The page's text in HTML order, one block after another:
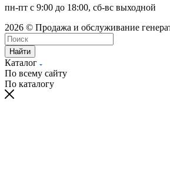
пн-пт с 9:00 до 18:00, сб-вс выходной
2026 © Продажа и обслуживание
Найти
Каталог
По всему сайту
По каталогу